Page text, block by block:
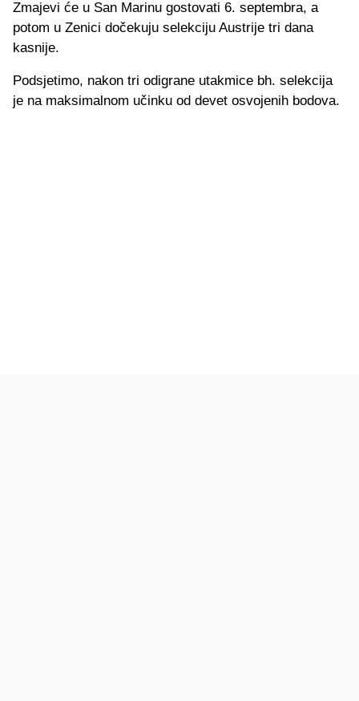
Zmajevi će u San Marinu gostovati 6. septembra, a
potom u Zenici dočekuju selekciju Austrije tri dana
kasnije.
Podsjetimo, nakon tri odigrane utakmice bh. selekcija
je na maksimalnom učinku od devet osvojenih bodova.